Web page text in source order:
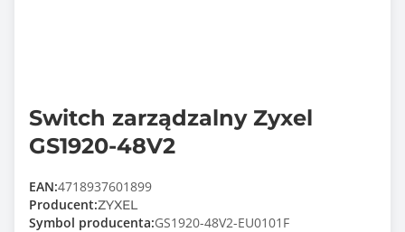
Switch zarządzalny Zyxel
GS1920-48V2
EAN:4718937601899
Producent:ZYXEL
Symbol producenta:GS1920-48V2-EU0101F